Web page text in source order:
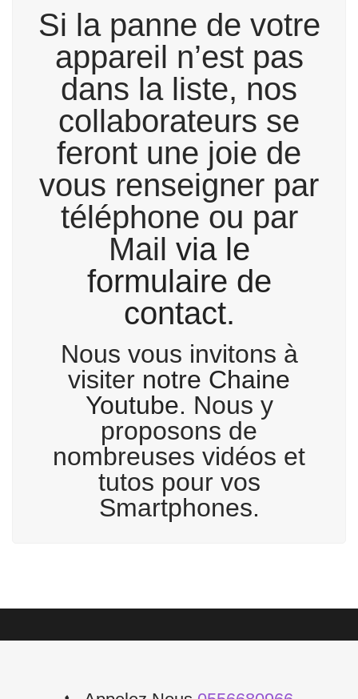
Si la panne de votre
appareil n’est pas
dans la liste, nos
collaborateurs se
feront une joie de
vous renseigner par
téléphone ou par
Mail via le
formulaire de
contact.
Nous vous invitons à
visiter notre Chaine
Youtube. Nous y
proposons de
nombreuses vidéos et
tutos pour vos
Smartphones.